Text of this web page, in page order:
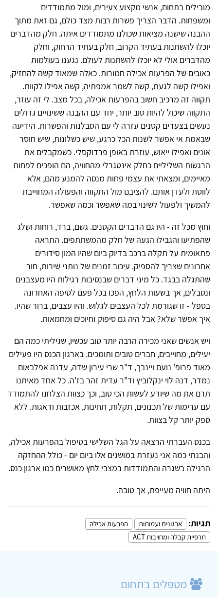
מובילים בתחום, אנשי מקצוע צעירים, ומול מתמודדים
ומשפחות. הדבר הצריך פשרות רבות מצד כולם, גם זאת מתוך
ההבנה שישנה מציאות שכולנו מתמודדים איתה. חלק מהדברים
יוכלו להשתנות בעתיד הקרוב, חלק בעתיד הרחוק, וחלק
מהדברים אולי לא יוכלו להשתנות לעולם. נגענו בעולמות
כאובים של הפרעות אכילה חמורות. כאלה שמאוד קשה להחזיק,
ואפילו קשה לגעת, קשה לשמר אמפתיה, קשה אפילו לקוות.
תקווה זה מרכיב חשוב בהפרעות אכילה, בכל מצב. לי זה עוזר,
התקווה שיכול להיות טוב יותר, יחד עם ההבנה ששינויים גדולים
נעשים בצעדים קטנים עזרה לי עם הסבלנות והפשרות. הידיעה
שבאמת אי אפשר לשנות הכל כרגע, שיש כשלונות, שיש חוסר
אונים ואפילו ייאוש, עוזרת באופן פרדוקסלי. כשמקבלים את
הרגשות השליליים כחלק אינטגרלי מהחוויה, הם הופכים לפחות
מאיימים, ומצאתי את עצמי פחות מנסה להמנע מהם, אלא
לווסת ולעדן אותם. להציבם מול התקווה והפעולה המחוייבת
להמשיך ולפעול לשינוי במה שאפשר וכמה שאפשר.
וחוץ מכל זה - היו גם הדברים הקטנים. גשם, ברד, רוחות ושלג
שהפתיעו והגבילו הגעה של חלק מהמשתתפים. התראה
פתאומית על תקלה ברכב בדיוק ביום שהיו המון סידורים
אחרונים שצריך להספיק. עיכוב זמנים של נותני שירות, חור
שהתגלה בבגד. כל מיני דברים שבנסיבות רגילות היו מעצבנים
ונסבלים, אך בשעות הלחץ, הפכו בכל פעם לטיפה האחרונה
בספל - זו שגורמת לכל העצבים לגלוש. והיו עצבים, ברור שהיו.
איך אפשר שלא? אבל היה גם סיפוק וחיוכים ומחמאות.
ויש אנשים שאני מכירה הרבה יותר טוב עכשיו, שגיליתי כמה הם
יעילים, מחוייבים, חברים טובים ותומכים. בארגון הכנס היו פעילים
מאוד פרופ' נועם ויינבך, ד"ר שרי עירון שדה, עדנה אפלבאום
נמדר, דנה לוי ינקלוביץ וד"ר עדית זהר בז'ה. כל אחד מאיתנו
תרם את מה שיודע לעשות הכי טוב, וכך כצוות הצלחנו להתמודד
עם ערימות של תכנונים, תקלות, תחינות, אכזבות ודאגות. ללא
ספק יותר קל בצוות.
בכנס העברתי הרצאה על הגל השלישי בטיפול בהפרעות אכילה,
והבנתי כמה אני נעזרת במושגים אלו ביום יום - כולל ההחזקה
הרגילה בשגרה והתמודדות במצבי לחץ מאושרים כמו ארגון כנס.
היתה חוויה מעייפת, אך טובה.
תגיות: ארגונים ועמותות
הפרעות אכילה
תרפיית קבלה ומחויבות ACT
מטפלים בתחום